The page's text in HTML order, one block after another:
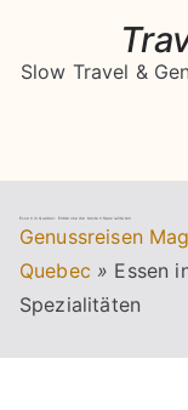
springen
Slow Travel &
Essen in Quebec: Entdecke die besten Spezialitäten
Genussreisen
Quebec » Essen
Spezialitäten